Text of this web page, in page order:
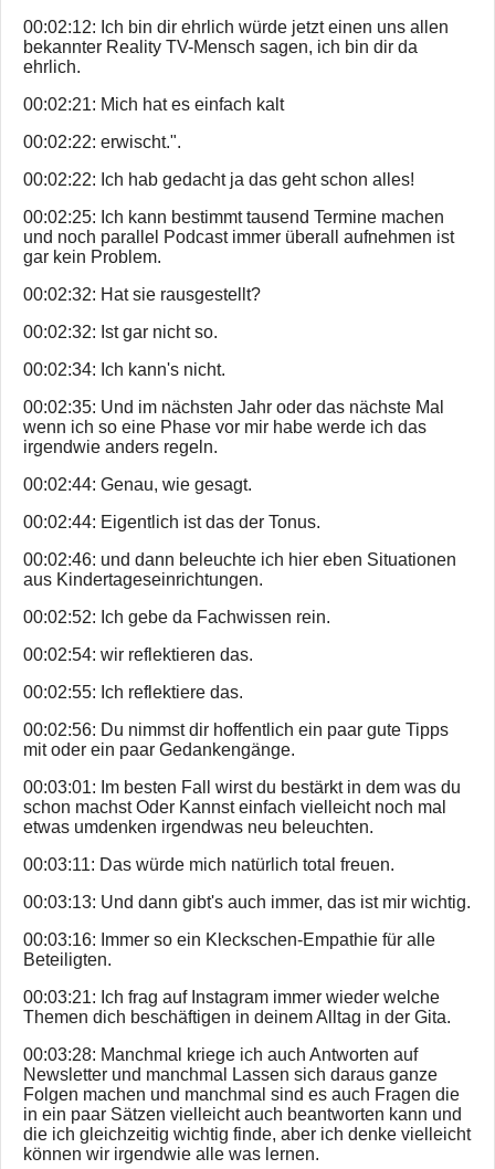
00:02:12: Ich bin dir ehrlich würde jetzt einen uns allen
bekannter Reality TV-Mensch sagen, ich bin dir da
ehrlich.
00:02:21: Mich hat es einfach kalt
00:02:22: erwischt.".
00:02:22: Ich hab gedacht ja das geht schon alles!
00:02:25: Ich kann bestimmt tausend Termine machen
und noch parallel Podcast immer überall aufnehmen ist
gar kein Problem.
00:02:32: Hat sie rausgestellt?
00:02:32: Ist gar nicht so.
00:02:34: Ich kann's nicht.
00:02:35: Und im nächsten Jahr oder das nächste Mal
wenn ich so eine Phase vor mir habe werde ich das
irgendwie anders regeln.
00:02:44: Genau, wie gesagt.
00:02:44: Eigentlich ist das der Tonus.
00:02:46: und dann beleuchte ich hier eben Situationen
aus Kindertageseinrichtungen.
00:02:52: Ich gebe da Fachwissen rein.
00:02:54: wir reflektieren das.
00:02:55: Ich reflektiere das.
00:02:56: Du nimmst dir hoffentlich ein paar gute Tipps
mit oder ein paar Gedankengänge.
00:03:01: Im besten Fall wirst du bestärkt in dem was du
schon machst Oder Kannst einfach vielleicht noch mal
etwas umdenken irgendwas neu beleuchten.
00:03:11: Das würde mich natürlich total freuen.
00:03:13: Und dann gibt's auch immer, das ist mir wichtig.
00:03:16: Immer so ein Kleckschen-Empathie für alle
Beteiligten.
00:03:21: Ich frag auf Instagram immer wieder welche
Themen dich beschäftigen in deinem Alltag in der Gita.
00:03:28: Manchmal kriege ich auch Antworten auf
Newsletter und manchmal Lassen sich daraus ganze
Folgen machen und manchmal sind es auch Fragen die
in ein paar Sätzen vielleicht auch beantworten kann und
die ich gleichzeitig wichtig finde, aber ich denke vielleicht
können wir irgendwie alle was lernen.